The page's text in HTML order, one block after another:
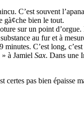
C’est souvent
gà¢che bien le tout.
sur un point
au fur et à
C’est long,
à Jamiel Sax. Dans une
certes pas bien